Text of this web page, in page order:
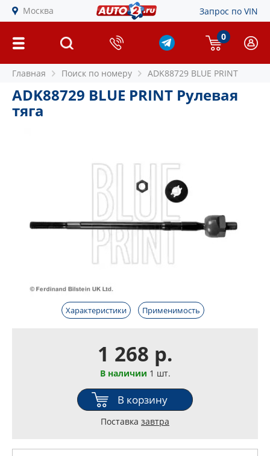
Москва Запрос по VIN
0
Главная Поиск по номеру ADK88729 BLUE PRINT
ADK88729 BLUE PRINT Рулевая
тяга
Характеристики Применимость
1 268 р.
В наличии 1 шт.
В корзину
Поставка завтра